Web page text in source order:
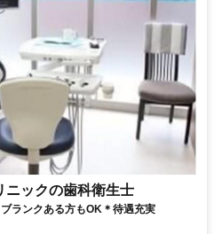
ニックの歯科衛生士
ランクある方もOK＊待遇充実